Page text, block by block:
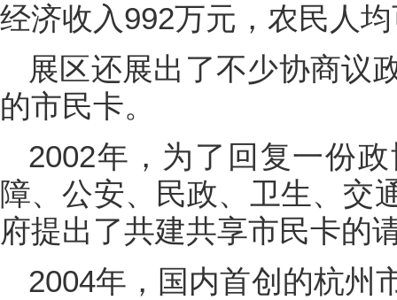
经济收入992万元，农民人
展区还展出了不少协商议
的市民卡。
2002年，为了回复一份
障、公安、民政、卫生、交
府提出了共建共享市民卡的
2004年，国内首创的杭州